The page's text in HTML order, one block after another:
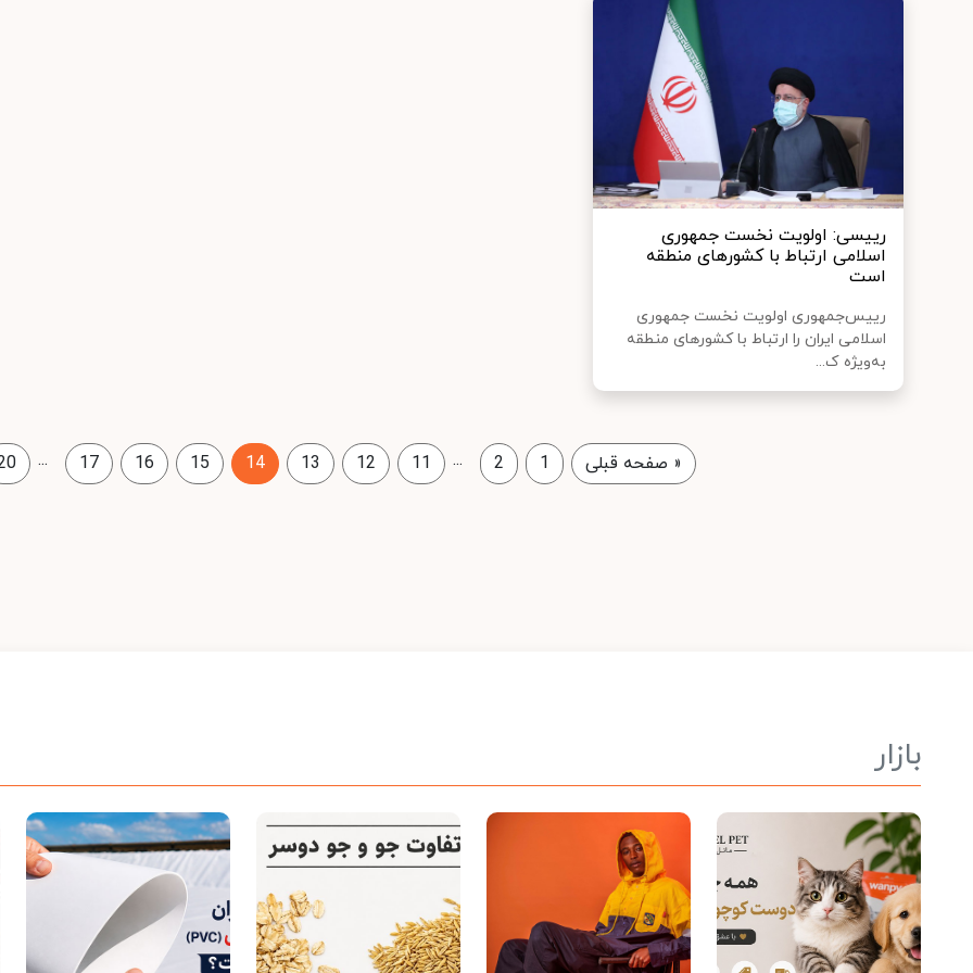
رییسی: اولویت نخست جمهوری
اسلامی ارتباط با کشورهای منطقه
است
رییس‌جمهوری اولویت نخست جمهوری
اسلامی ایران را ارتباط با کشورهای منطقه
به‌ویژه ک...
« صفحه قبلی 1
2
...
11
12
13
14
15
16
17
...
بازار